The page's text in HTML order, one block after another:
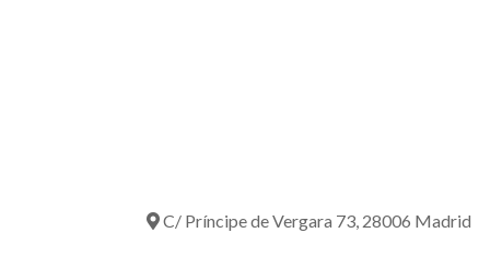
C/ Príncipe de Vergara 73, 28006 Madrid